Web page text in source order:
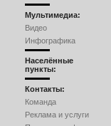
Мультимедиа:
Видео
Инфографика
Населённые
пункты:
Контакты:
Команда
Реклама и услуги